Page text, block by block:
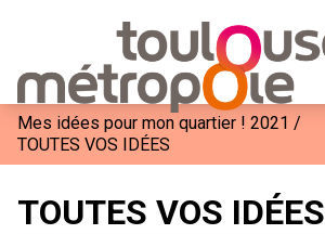
Mes idées pour mon quartier ! 2021 /
TOUTES VOS IDÉES
TOUTES VOS IDÉES